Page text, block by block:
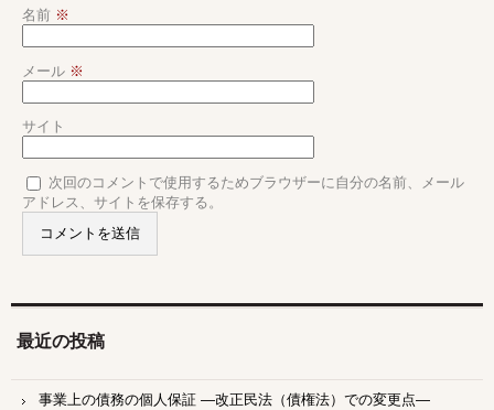
名前 ※
メール ※
サイト
次回のコメントで使用するためブラウザーに自分の名前、メール
アドレス、サイトを保存する。
最近の投稿
事業上の債務の個人保証 ―改正民法（債権法）での変更点―